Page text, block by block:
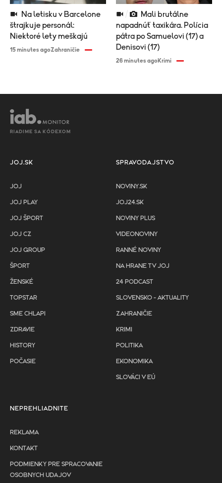
štrajkuje personál:
Niektoré lety meškajú
15 minutes agoZahraničie
napadnúť taxikára. Polícia
pátra po Samuelovi (17) a
Denisovi (17)
26 minutes agoKrimi
RIADIME SA KÓDEXOM
JOJ.SK
JOJ
JOJ PLAY
JOJ ŠPORT
JOJ CZ
JOJ GROUP
ŠPORT
ŽENSKÉ
TOPSTAR
SME CHLAPI
ZDRAVIE
HISTORY
POČASIE
SPRAVODAJSTVO
NOVINY.SK
JOJ24.SK
NOVINY PLUS
VIDEONOVINY
RANNÉ NOVINY
NA HRANE TV JOJ
24 PODCAST
SLOVENSKO - AKTUALITY
ZAHRANIČIE
KRIMI
POLITIKA
EKONOMIKA
SLOVÁCI V EÚ
NEPREHLIADNITE
REKLAMA
KONTAKT
PODMIENKY PRE SPRACOVANIE
OSOBNYCH UDAJOV